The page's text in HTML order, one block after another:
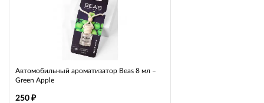
Автомобильный ароматизатор Beas 8 мл –
Green Apple
250 ₽